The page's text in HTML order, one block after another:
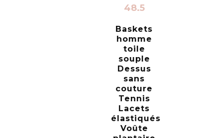
48.5
Baskets
homme
toile
souple
Dessus
sans
couture
Tennis
Lacets
élastiqués
Voûte